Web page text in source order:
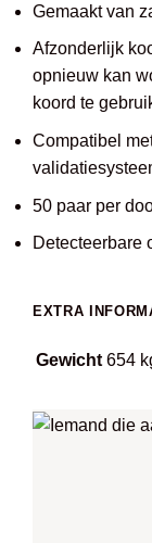
Gemaakt van
Afzonderlijk
opnieuw kan
koord te
Compatibel
50 paar per
Detecteerbare
EXTRA
Gewicht 654